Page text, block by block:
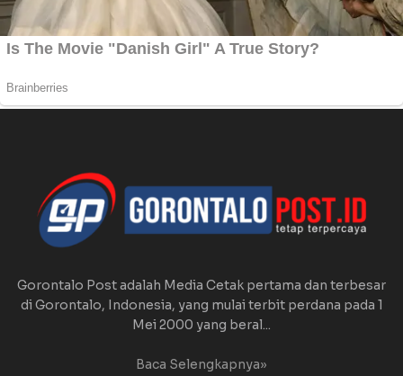
Gorontalo Post adalah Media Cetak pertama dan terbesar
di Gorontalo, Indonesia, yang mulai terbit perdana pada 1
Mei 2000 yang beral...
Baca Selengkapnya»